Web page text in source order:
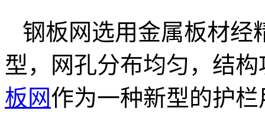
钢板网选用金属板材经
型，网孔分布均匀，结
板网作为一种新型的护